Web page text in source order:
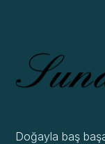
Doğayla baş